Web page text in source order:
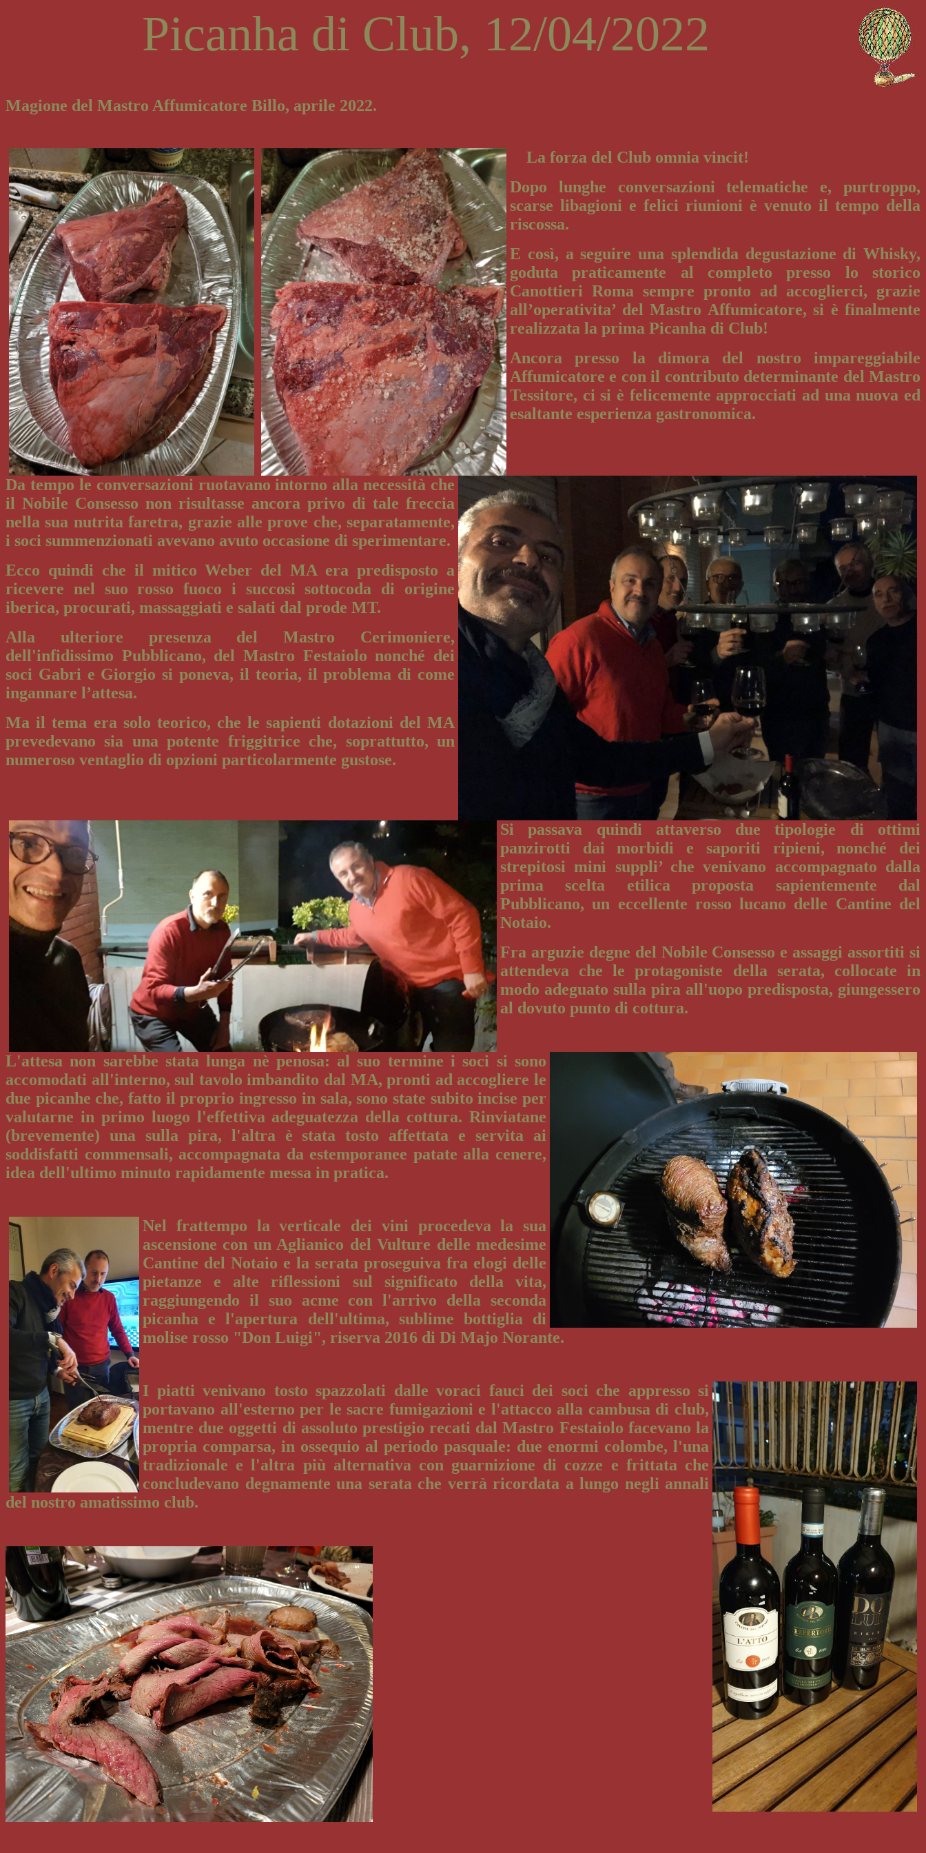
Picanha di Club, 12/04/2022
Magione del Mastro Affumicatore Billo, aprile 2022.
La forza del Club omnia vincit!
Dopo lunghe conversazioni telematiche e, purtroppo,
scarse libagioni e felici riunioni è venuto il tempo della
riscossa.
E così, a seguire una splendida degustazione di Whisky,
goduta praticamente al completo presso lo storico
Canottieri Roma sempre pronto ad accoglierci, grazie
all’operativita’ del Mastro Affumicatore, si è finalmente
realizzata la prima Picanha di Club!
Ancora presso la dimora del nostro impareggiabile
Affumicatore e con il contributo determinante del Mastro
Tessitore, ci si è felicemente approcciati ad una nuova ed
esaltante esperienza gastronomica.
Da tempo le conversazioni ruotavano intorno alla necessità che
il Nobile Consesso non risultasse ancora privo di tale freccia
nella sua nutrita faretra, grazie alle prove che, separatamente,
i soci summenzionati avevano avuto occasione di sperimentare.
Ecco quindi che il mitico Weber del MA era predisposto a
ricevere nel suo rosso fuoco i succosi sottocoda di origine
iberica, procurati, massaggiati e salati dal prode MT.
Alla ulteriore presenza del Mastro Cerimoniere,
dell'infidissimo Pubblicano, del Mastro Festaiolo nonché dei
soci Gabri e Giorgio si poneva, il teoria, il problema di come
ingannare l’attesa.
Ma il tema era solo teorico, che le sapienti dotazioni del MA
prevedevano sia una potente friggitrice che, soprattutto, un
numeroso ventaglio di opzioni particolarmente gustose.
Si passava quindi attaverso due tipologie di ottimi
panzirotti dai morbidi e saporiti ripieni, nonché dei
strepitosi mini suppli’ che venivano accompagnato dalla
prima scelta etilica proposta sapientemente dal
Pubblicano, un eccellente rosso lucano delle Cantine del
Notaio.
Fra arguzie degne del Nobile Consesso e assaggi assortiti si
attendeva che le protagoniste della serata, collocate in
modo adeguato sulla pira all'uopo predisposta, giungessero
al dovuto punto di cottura.
L'attesa non sarebbe stata lunga nè penosa: al suo termine i soci si sono
accomodati all'interno, sul tavolo imbandito dal MA, pronti ad accogliere le
due picanhe che, fatto il proprio ingresso in sala, sono state subito incise per
valutarne in primo luogo l'effettiva adeguatezza della cottura. Rinviatane
(brevemente) una sulla pira, l'altra è stata tosto affettata e servita ai
soddisfatti commensali, accompagnata da estemporanee patate alla cenere,
idea dell'ultimo minuto rapidamente messa in pratica.
Nel frattempo la verticale dei vini procedeva la sua
ascensione con un Aglianico del Vulture delle medesime
Cantine del Notaio e la serata proseguiva fra elogi delle
pietanze e alte riflessioni sul significato della vita,
raggiungendo il suo acme con l'arrivo della seconda
picanha e l'apertura dell'ultima, sublime bottiglia di
molise rosso "Don Luigi", riserva 2016 di Di Majo Norante.
I piatti venivano tosto spazzolati dalle voraci fauci dei soci che appresso si
portavano all'esterno per le sacre fumigazioni e l'attacco alla cambusa di club,
mentre due oggetti di assoluto prestigio recati dal Mastro Festaiolo facevano la
propria comparsa, in ossequio al periodo pasquale: due enormi colombe, l'una
tradizionale e l'altra più alternativa con guarnizione di cozze e frittata che
concludevano degnamente una serata che verrà ricordata a lungo negli annali
del nostro amatissimo club.